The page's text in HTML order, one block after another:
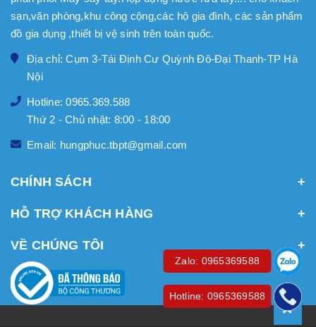
sạn,văn phòng,khu công cộng,các hộ gia đình, các sản phẩm
đồ gia dụng ,thiết bị vệ sinh trên toàn quốc.
Địa chỉ: Cụm 3-Tái Định Cư Quỳnh Đô-Đại Thanh-TP Hà
Nội
Hotline: 0965.369.588
Thứ 2 - Chủ nhật: 8:00 - 18:00
Email: hungphuc.tbpt@gmail.com
CHÍNH SÁCH
HỖ TRỢ KHÁCH HÀNG
VỀ CHÚNG TÔI
Zalo: 0965369588
Hotline: 0965369588